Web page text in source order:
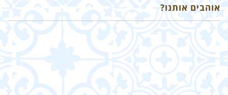
אוהבים אותנו?